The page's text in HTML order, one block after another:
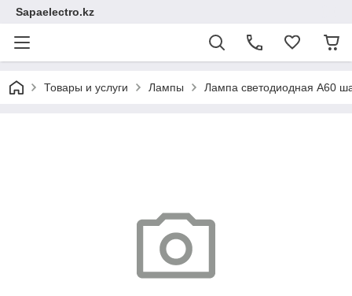
Sapaelectro.kz
Товары и услуги Лампы Лампа светодиодная A60